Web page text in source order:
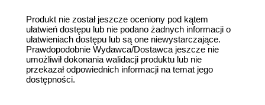
Produkt nie został jeszcze oceniony pod kątem
ułatwień dostępu lub nie podano żadnych informacji o
ułatwieniach dostępu lub są one niewystarczające.
Prawdopodobnie Wydawca/Dostawca jeszcze nie
umożliwił dokonania walidacji produktu lub nie
przekazał odpowiednich informacji na temat jego
dostępności.